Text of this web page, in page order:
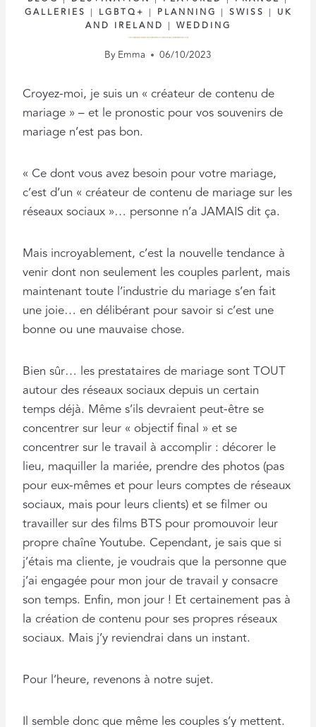
GALLERIES | LGBTQ+ | PLANNING | SWISS | UK
AND IRELAND | WEDDING
DÉVOILER LA TENDANCE : L’ESSOR DES CRÉATEURS DE CONTENU DE MARIAGE SUR LES RÉSEAUX SOCIAUX
ByEmma 06/10/2023
Croyez-moi, je suis un « créateur de contenu de
mariage » – et le pronostic pour vos souvenirs de
mariage n’est pas bon.
« Ce dont vous avez besoin pour votre mariage,
c’est d’un « créateur de contenu de mariage sur les
réseaux sociaux »… personne n’a JAMAIS dit ça.
Mais incroyablement, c’est la nouvelle tendance à
venir dont non seulement les couples parlent, mais
maintenant toute l’industrie du mariage s’en fait
une joie… en délibérant pour savoir si c’est une
bonne ou une mauvaise chose.
Bien sûr… les prestataires de mariage sont TOUT
autour des réseaux sociaux depuis un certain
temps déjà. Même s’ils devraient peut-être se
concentrer sur leur « objectif final » et se
concentrer sur le travail à accomplir : décorer le
lieu, maquiller la mariée, prendre des photos (pas
pour eux-mêmes et pour leurs comptes de réseaux
sociaux, mais pour leurs clients) et se filmer ou
travailler sur des films BTS pour promouvoir leur
propre chaîne Youtube. Cependant, je sais que si
j’étais ma cliente, je voudrais que la personne que
j’ai engagée pour mon jour de travail y consacre
son temps. Enfin, mon jour ! Et certainement pas à
la création de contenu pour ses propres réseaux
sociaux. Mais j’y reviendrai dans un instant.
Pour l’heure, revenons à notre sujet.
Il semble donc que même les couples s’y mettent.